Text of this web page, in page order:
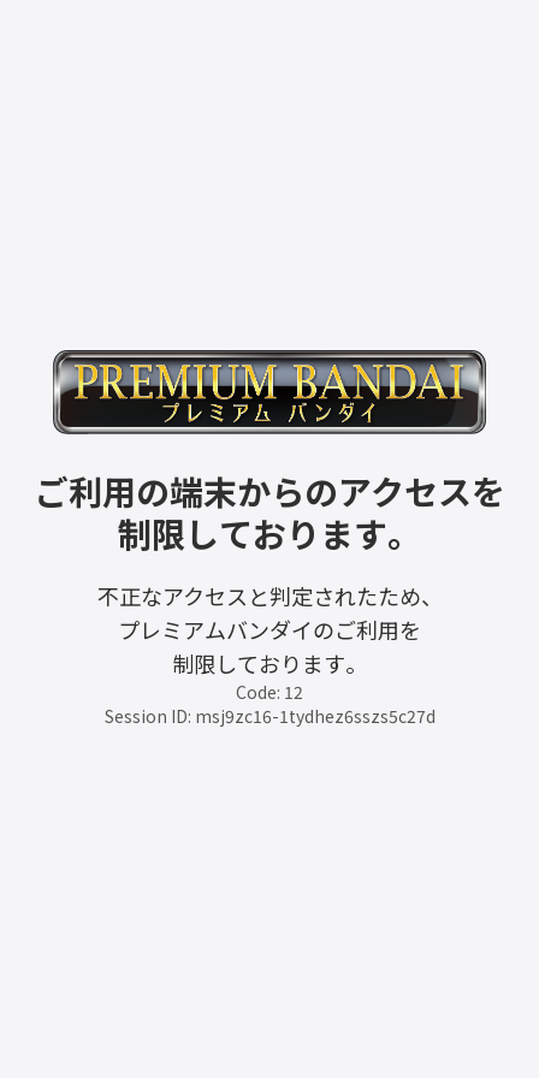
ご利用の端末からのアクセスを
制限しております。
不正なアクセスと判定されたため、
プレミアムバンダイのご利用を
制限しております。
Code: 12
Session ID: msj9zc16-1tydhez6sszs5c27d